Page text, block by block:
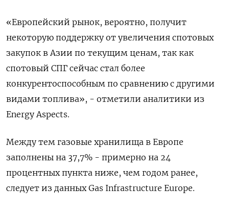
«Европейский рынок, вероятно, получит
некоторую поддержку от увеличения спотовых
закупок в Азии по текущим ценам, так как
спотовый СПГ сейчас стал более
конкурентоспособным по сравнению с другими
видами топлива», - отметили аналитики из
Energy Aspects.
Между тем газовые хранилища в Европе
заполнены на 37,7% - примерно на 24
процентных пункта ниже, чем годом ранее,
следует из данных Gas Infrastructure Europe.